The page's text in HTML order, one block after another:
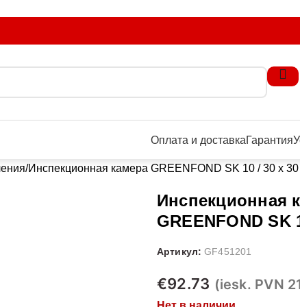
Оплата и доставкаГарантия
Инспекционная камера GREENFOND SK 10 / 30 x
Инспекционная
GREENFOND SK
Артикул: GF451201
€92.73 (iesk. PVN